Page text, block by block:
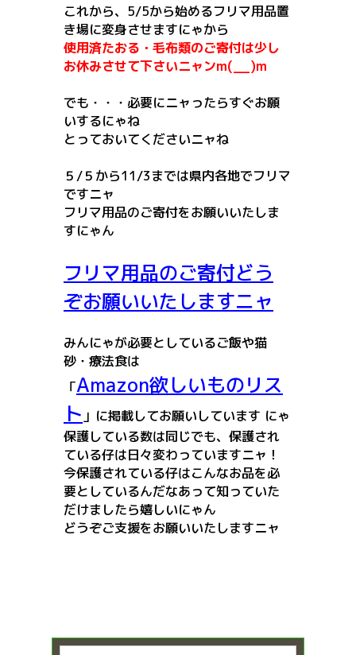
これから、5/5から始めるフリマ用品置
き場に変身させますにゃから
使用済たおる・毛布類のご寄付は少し
お休みさせて下さいニャンm(__)m
でも・・・必要にニャったらすぐお願
いするにゃね
とっておいてくださいニャね
５/５から11/3までは県内各地でフリマ
ですニャ
フリマ用品のご寄付をお願いいたしま
すにゃん
フリマ用品のご寄付どう
ぞお願いいたしますニャ
みんにゃが必要としているご飯や猫
砂・療法食は
「Amazon欲しいものリス
ト 」に掲載してお願いしています にゃ
保護している数は同じでも、保護され
ている仔は日々変わっていますニャ！
今保護されている仔はこんなお品を必
要としているんだなあって知っていた
だけましたら嬉しいにゃん
どうぞご支援をお願いいたしますニャ